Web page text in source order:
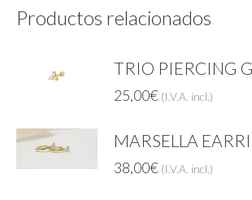
Productos relacionados
TRIO PIERCING
25,00€ (I.V.A. incl.)
MARSELLA
38,00€ (I.V.A. incl.)